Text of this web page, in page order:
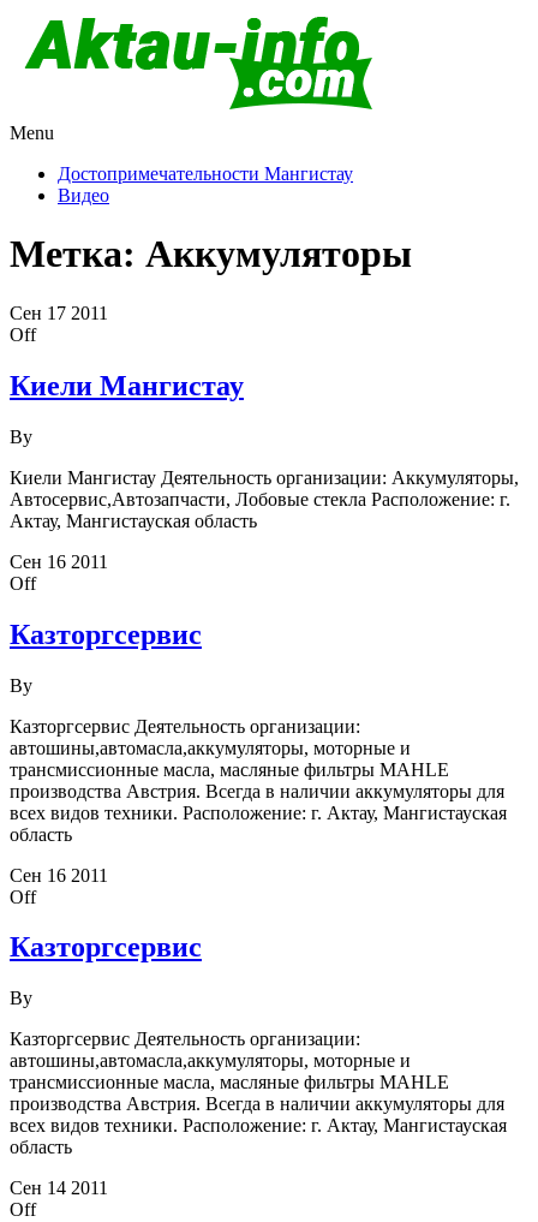
Казахстан
Menu
Достопримечательности Мангистау
Видео
Метка: Аккумуляторы
Сен 17 2011
Off
Киели Мангистау
By
Киели Мангистау Деятельность организации: Аккумуляторы,
Автосервис,Автозапчасти, Лобовые стекла Расположение: г.
Актау, Мангистауская область
Сен 16 2011
Off
Казторгсервис
By
Казторгсервис Деятельность организации:
автошины,автомасла,аккумуляторы, моторные и
трансмиссионные масла, масляные фильтры MAHLE
производства Австрия. Всегда в наличии аккумуляторы для
всех видов техники. Расположение: г. Актау, Мангистауская
область
Сен 16 2011
Off
Казторгсервис
By
Казторгсервис Деятельность организации:
автошины,автомасла,аккумуляторы, моторные и
трансмиссионные масла, масляные фильтры MAHLE
производства Австрия. Всегда в наличии аккумуляторы для
всех видов техники. Расположение: г. Актау, Мангистауская
область
Сен 14 2011
Off